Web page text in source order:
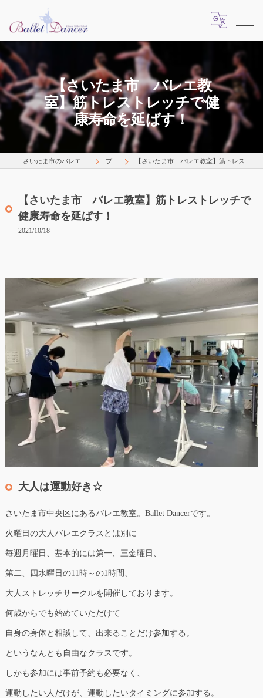
【さいたま市 バレエ教
室】筋トレストレッチで健
康寿命を延ばす！
ブログ 【さいたま市 バレエ教室】筋トレストレッチで健康寿命を延ばす！
【さいたま市 バレエ教室】筋トレストレッチで
健康寿命を延ばす！
2021/10/18
大人は運動好き☆
さいたま市中央区にあるバレエ教室。Ballet Dancerです。
火曜日の大人バレエクラスとは別に
毎週月曜日、基本的には第一、三金曜日、
第二、四水曜日の11時～の1時間、
大人ストレッチサークルを開催しております。
何歳からでも始めていただけて
自身の身体と相談して、出来ることだけ参加する。
というなんとも自由なクラスです。
しかも参加には事前予約も必要なく、
運動したい人だけが、運動したいタイミングに参加する。